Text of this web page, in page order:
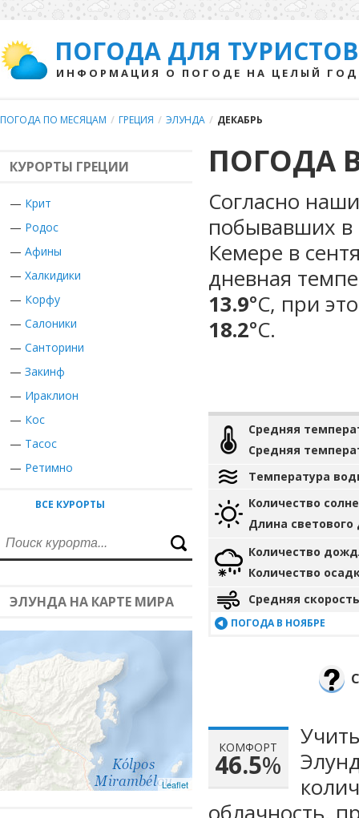
ПОГОДА ДЛЯ ТУРИСТОВ
ИНФОРМАЦИЯ О ПОГОДЕ НА ЦЕЛЫЙ ГОД
ПОГОДА ПО МЕСЯЦАМ / ГРЕЦИЯ / ЭЛУНДА / ДЕКАБРЬ
КУРОРТЫ ГРЕЦИИ
— Крит
— Родос
— Афины
— Халкидики
— Корфу
— Салоники
— Санторини
— Закинф
— Ираклион
— Кос
— Тасос
— Ретимно
ВСЕ КУРОРТЫ
ЭЛУНДА НА КАРТЕ МИРА
Leaflet
ПОГОДА
Согласно
побывавших в
Кемере в
дневная
13.9°С, при
18.2°С.
Средняя
Средняя
Температура
Количество
Длина светового
Количество
Количество
Средняя
ПОГОДА В НОЯБРЕ
КОМФОРТ
46.5%